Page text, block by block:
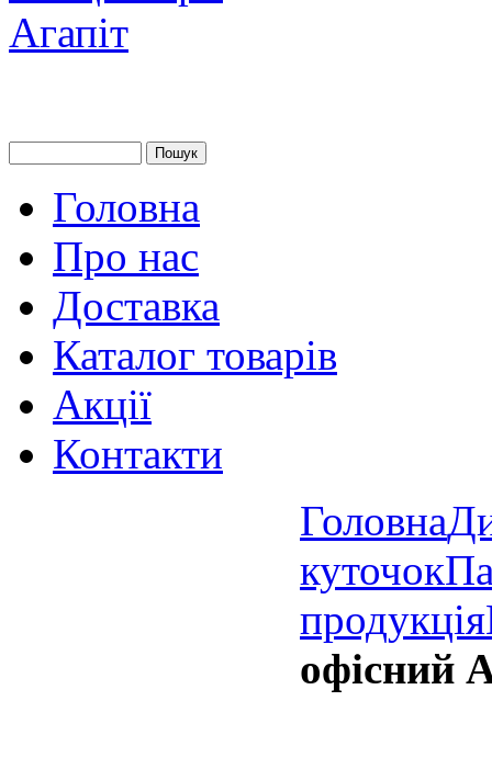
Головна
Про нас
Доставка
Каталог товарів
Акції
Контакти
Головна
куточок
продукція
офісний